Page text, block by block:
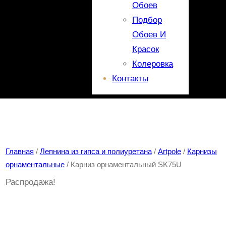
Обоев
Подбор
Обоев И
Красок
Колеровка
Контакты
Главная / Лепнина из гипса и полиуретана/ Artpole/ Карнизы
орнаментальные/ Карниз орнаментальный SK75U
Распродажа!